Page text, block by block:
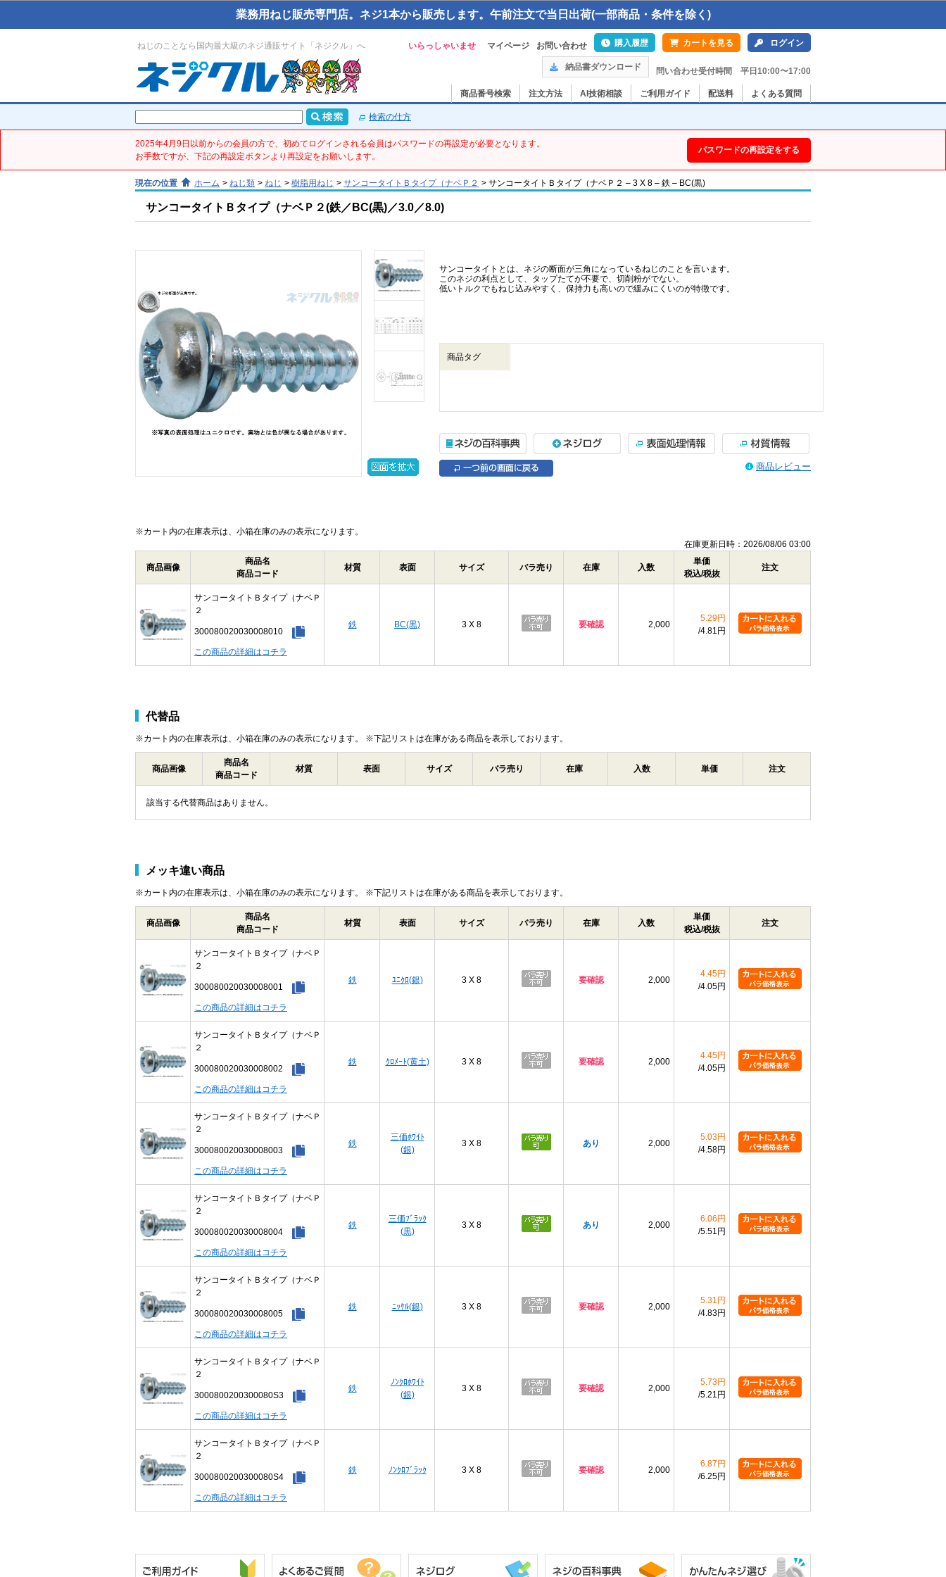
業務用ねじ販売専門店。ネジ1本から販売します。午前注文で当日出荷(一部商品・条件を除く)
ねじのことなら国内最大級のネジ通販サイト「ネジクル」へ いらっしゃいませ マイページ お問い合わせ 購入履歴 カートを見る ログイン
納品書ダウンロード 問い合わせ受付時間 平日10:00〜17:00
商品番号検索 注文方法 AI技術相談 ご利用ガイド 配送料 よくある質問
検索の仕方
2025年4月9日以前からの会員の方で、初めてログインされる会員はパスワードの再設定が必要となります。
お手数ですが、下記の再設定ボタンより再設定をお願いします。
パスワードの再設定をする
現在の位置 ホーム > ねじ類 > ねじ > 樹脂用ねじ > サンコータイトＢタイプ（ナベＰ２ > サンコータイトＢタイプ（ナベＰ２ – 3 X 8 – 鉄 – BC(黒)
サンコータイトＢタイプ（ナベＰ２(鉄／BC(黒)／3.0／8.0)
サンコータイトとは、ネジの断面が三角になっているねじのことを言います。
このネジの利点として、タップたてが不要で、切削粉がでない。
低いトルクでもねじ込みやすく、保持力も高いので緩みにくいのが特徴です。
商品タグ
商品レビュー
※カート内の在庫表示は、小箱在庫のみの表示になります。
在庫更新日時：2026/08/06 03:00
商品画像
商品名
商品コード
材質 表面 サイズ バラ売り 在庫 入数
単価
税込/税抜
注文
サンコータイトＢタイプ（ナベＰ
２
300080020030008010
この商品の詳細はコチラ
鉄 BC(黒) 3 X 8 要確認 2,000
5.29円
4.81円
代替品
※カート内の在庫表示は、小箱在庫のみの表示になります。 ※下記リストは在庫がある商品を表示しております。
商品画像
商品名
商品コード
材質 表面 サイズ バラ売り 在庫 入数 単価 注文
該当する代替商品はありません。
メッキ違い商品
※カート内の在庫表示は、小箱在庫のみの表示になります。 ※下記リストは在庫がある商品を表示しております。
商品画像
商品名
商品コード
材質 表面 サイズ バラ売り 在庫 入数
単価
税込/税抜
注文
サンコータイトＢタイプ（ナベＰ
２
300080020030008001
この商品の詳細はコチラ
鉄 ﾕﾆｸﾛ(銀) 3 X 8 要確認 2,000
4.45円
4.05円
サンコータイトＢタイプ（ナベＰ
２
300080020030008002
この商品の詳細はコチラ
鉄 ｸﾛﾒｰﾄ(黄土) 3 X 8 要確認 2,000
4.45円
4.05円
サンコータイトＢタイプ（ナベＰ
２
300080020030008003
この商品の詳細はコチラ
鉄
三価ﾎﾜｲﾄ
(銀)
3 X 8 あり 2,000
5.03円
4.58円
サンコータイトＢタイプ（ナベＰ
２
300080020030008004
この商品の詳細はコチラ
鉄
三価ﾌﾞﾗｯｸ
(黒)
3 X 8 あり 2,000
6.06円
5.51円
サンコータイトＢタイプ（ナベＰ
２
300080020030008005
この商品の詳細はコチラ
鉄 ﾆｯｹﾙ(銀) 3 X 8 要確認 2,000
5.31円
4.83円
サンコータイトＢタイプ（ナベＰ
２
3000800200300080S3
この商品の詳細はコチラ
鉄
ﾉﾝｸﾛﾎﾜｲﾄ
(銀)
3 X 8 要確認 2,000
5.73円
5.21円
サンコータイトＢタイプ（ナベＰ
２
3000800200300080S4
この商品の詳細はコチラ
鉄 ﾉﾝｸﾛﾌﾞﾗｯｸ 3 X 8 要確認 2,000
6.87円
6.25円